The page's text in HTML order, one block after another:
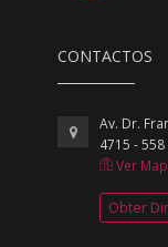
CONTACTOS
Av. Dr.
4715 -
Ver
Obter